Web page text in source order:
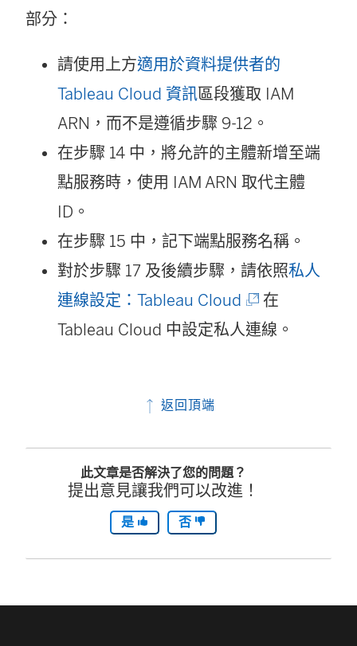
部分：
請使用上方適用於資料提供者的
Tableau Cloud 資訊區段獲取 IAM
ARN，而不是遵循步驟 9-12。
在步驟 14 中，將允許的主體新增至端
點服務時，使用 IAM ARN 取代主體
ID。
在步驟 15 中，記下端點服務名稱。
對於步驟 17 及後續步驟，請依照私人
連線設定：Tableau Cloud (
連
視
窗
)
在
Tableau Cloud 中設定私人連線。
返回頂端
此文章是否解決了您的問題？
提出意見讓我們可以改進！
是 否